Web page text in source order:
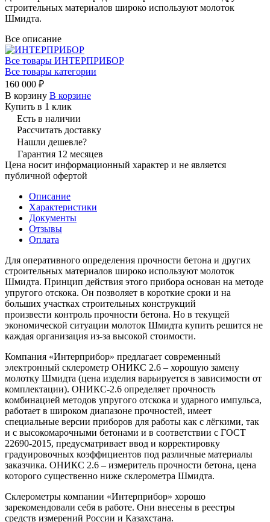
строительных материалов широко используют молоток
Шмидта.
Все описание
Все товары ИНТЕРПРИБОР
Все товары категории
160 000 ₽
В корзину В корзине
Купить в 1 клик
Есть в наличии
Рассчитать доставку
Нашли дешевле?
Гарантия 12 месяцев
Цена носит информационный характер и не является
публичной офертой
Описание
Характеристики
Документы
Отзывы
Оплата
Для оперативного определения прочности бетона и других
строительных материалов широко используют молоток
Шмидта. Принцип действия этого прибора основан на методе
упругого отскока. Он позволяет в короткие сроки и на
больших участках строительных конструкций
произвести контроль прочности бетона. Но в текущей
экономической ситуации молоток Шмидта купить решится не
каждая организация из-за высокой стоимости.
Компания «Интерприбор» предлагает современный
электронный склерометр ОНИКС 2.6 – хорошую замену
молотку Шмидта (цена изделия варьируется в зависимости от
комплектации). ОНИКС-2.6 определяет прочность
комбинацией методов упругого отскока и ударного импульса,
работает в широком диапазоне прочностей, имеет
специальные версии приборов для работы как с лёгкими, так
и с высокомарочными бетонами и в соответствии с ГОСТ
22690-2015, предусматривает ввод и корректировку
градуировочных коэффициентов под различные материалы
заказчика. ОНИКС 2.6 – измеритель прочности бетона, цена
которого существенно ниже склерометра Шмидта.
Склерометры компании «Интерприбор» хорошо
зарекомендовали себя в работе. Они внесены в реестры
средств измерений России и Казахстана.